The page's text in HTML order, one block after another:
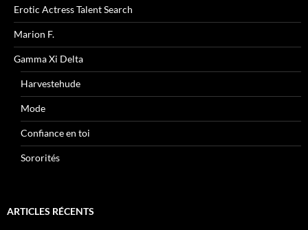
Erotic Actress Talent Search
Marion F.
Gamma Xi Delta
Harvestehude
Mode
Confiance en toi
Sororités
ARTICLES RÉCENTS